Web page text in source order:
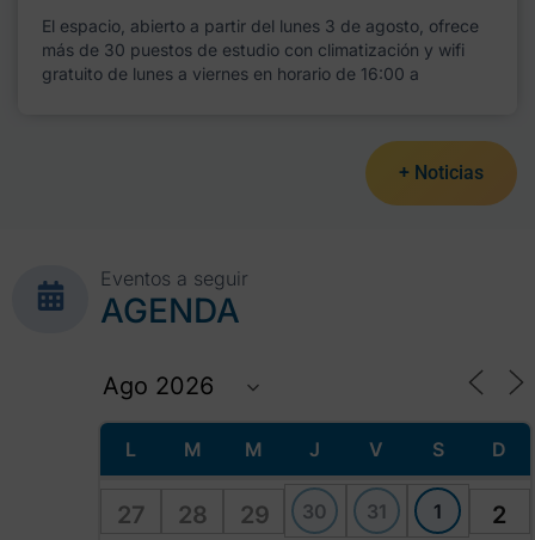
El espacio, abierto a partir del lunes 3 de agosto, ofrece
más de 30 puestos de estudio con climatización y wifi
gratuito de lunes a viernes en horario de 16:00 a
+ Noticias
Eventos a seguir
AGENDA
L M M J V S D
27 28 29 30 31 1 2